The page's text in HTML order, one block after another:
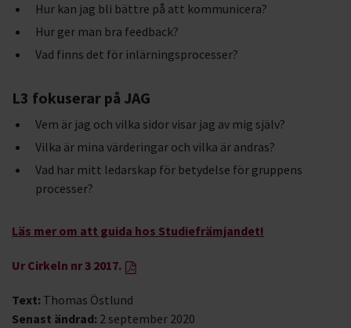
Hur kan jag bli bättre på att kommunicera?
Hur ger man bra feedback?
Vad finns det för inlärningsprocesser?
L3 fokuserar på JAG
Vem är jag och vilka sidor visar jag av mig själv?
Vilka är mina värderingar och vilka är andras?
Vad har mitt ledarskap för betydelse för gruppens
processer?
Läs mer om att guida hos Studiefrämjandet!
Ur Cirkeln nr 3 2017.
Text: Thomas Östlund
Senast ändrad: 2 september 2020